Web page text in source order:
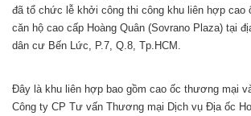
đã tổ chức lễ khởi công thi công khu liên hợp cao
căn hộ cao cấp Hoàng Quân (Sovrano Plaza) tại
dân cư Bến Lức, P.7, Q.8, Tp.HCM.
Đây là khu liên hợp bao gồm cao ốc thương mại
Công ty CP Tư vấn Thương mại Dịch vụ Địa ốc